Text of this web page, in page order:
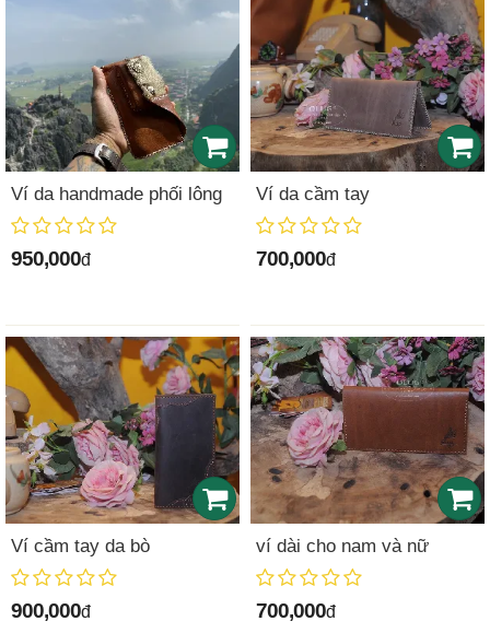
Ví da handmade phối lông
950,000đ
Ví da cầm tay
700,000đ
Ví cầm tay da bò
900,000đ
ví dài cho nam và nữ
700,000đ